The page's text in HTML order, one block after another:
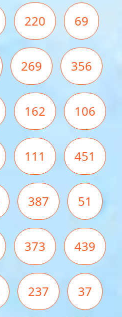
220 69
269 356
162 106
111 451
387 51
373 439
237 37